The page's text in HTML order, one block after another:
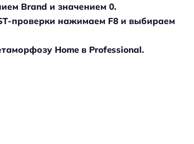
Brand и значением 0.
проверки нажимаем F8 и выбираем
Home в Professional.